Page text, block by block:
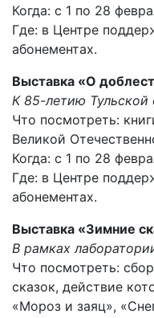
Когда: с 1 по 28
Где: в Центре
абонементах.
Выставка «О
К 85-летию Тульской
Что посмотреть:
Великой
Когда: с 1 по 28
Где: в Центре
абонементах.
Выставка «Зимние
В рамках
Что посмотреть:
сказок, действие
«Мороз и заяц»,